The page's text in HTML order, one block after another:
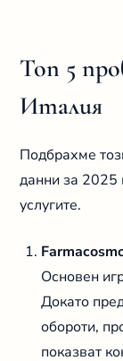
Топ 5
Италия
Подбрахме
данни за 2025
услугите.
Основен
Докато
обороти,
показват